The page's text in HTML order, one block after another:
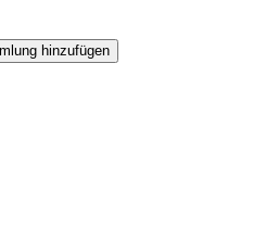
hinzufügen